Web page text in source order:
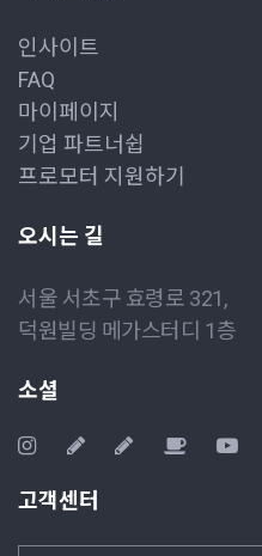
인사이트
FAQ
마이페이지
기업 파트너쉽
프로모터 지원하기
오시는 길
서울 서초구 효령로 321,
덕원빌딩 메가스터디 1층
소셜
고객센터